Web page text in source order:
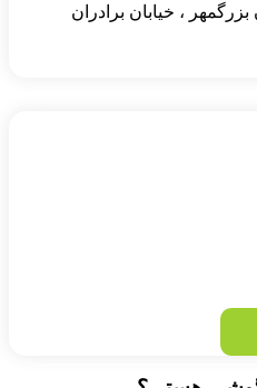
، خیابان برادران